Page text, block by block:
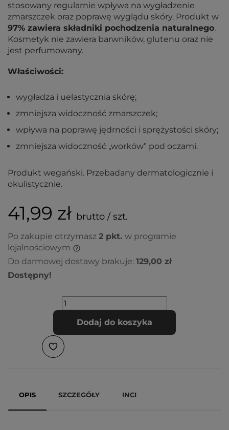
stosowany regularnie wpływa na wygładzenie
zmarszczek oraz poprawę wyglądu skóry. Produkt w
97% zawiera składniki pochodzenia naturalnego.
Kosmetyk nie zawiera barwników, glutenu oraz nie
jest perfumowany.
Właściwości:
wygładza i uelastycznia skórę;
zmniejsza widoczność zmarszczek;
wpływa na poprawę jędrności i sprężystości skóry;
zmniejsza widoczność „worków” pod oczami.
Produkt wegański. Przebadany dermatologicznie i
okulistycznie.
41,99 zł brutto / szt.
Po zakupie otrzymasz 2 pkt. w programie
lojalnościowym
Do darmowej dostawy brakuje: 129,00 zł
Dostępny!
Dodaj do koszyka
OPIS SZCZEGÓŁY INCI